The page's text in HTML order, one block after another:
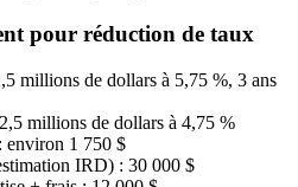
pour réduction de taux
millions de dollars à 5,75 %, 3 ans
millions de dollars à 4,75 %
environ 1 750 $
IRD) : 30 000 $